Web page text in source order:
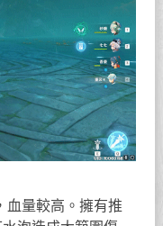
血量較高。擁有推